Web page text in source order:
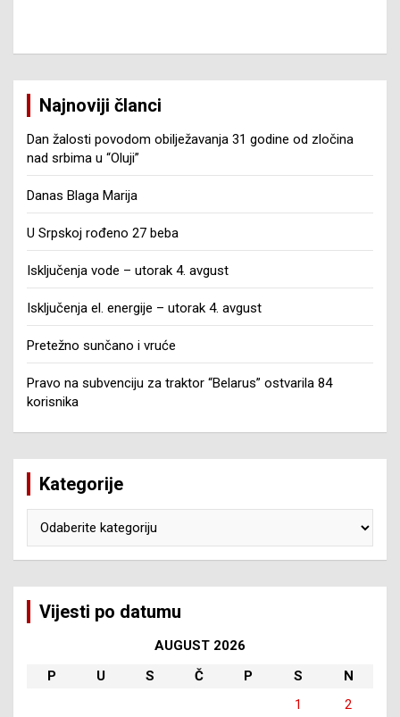
Najnoviji članci
Dan žalosti povodom obilježavanja 31 godine od zločina
nad srbima u “Oluji”
Danas Blaga Marija
U Srpskoj rođeno 27 beba
Isključenja vode – utorak 4. avgust
Isključenja el. energije – utorak 4. avgust
Pretežno sunčano i vruće
Pravo na subvenciju za traktor “Belarus” ostvarila 84
korisnika
Kategorije
Vijesti po datumu
AUGUST 2026
P
U S Č P S
N
1
2